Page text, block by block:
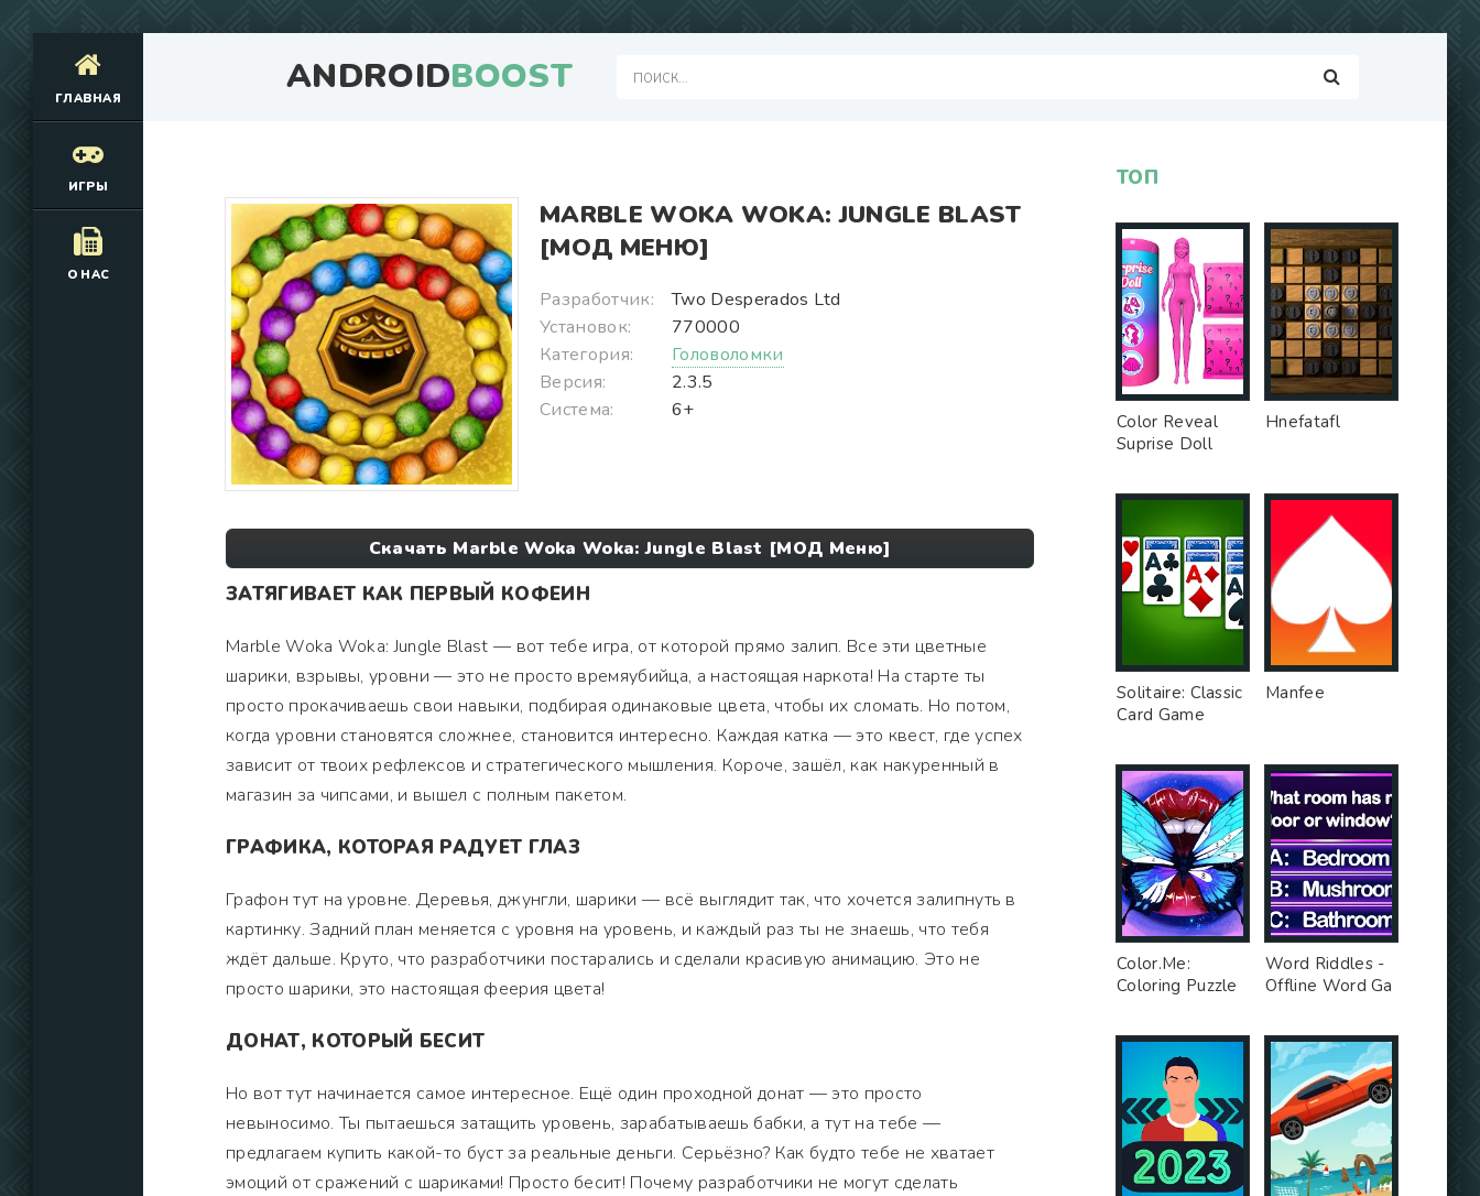
ANDROIDBOOST
ГЛАВНАЯ
ИГРЫ
О НАС
MARBLE WOKA WOKA: JUNGLE BLAST
[МОД МЕНЮ]
Разработчик:
Two Desperados Ltd
Установок:
770000
Категория:
Головоломки
Версия:
2.3.5
Система:
6+
Скачать Marble Woka Woka: Jungle Blast [МОД Меню]
ЗАТЯГИВАЕТ КАК ПЕРВЫЙ КОФЕИН
Marble Woka Woka: Jungle Blast — вот тебе игра, от которой прямо залип. Все эти цветные
шарики, взрывы, уровни — это не просто времяубийца, а настоящая наркота! На старте ты
просто прокачиваешь свои навыки, подбирая одинаковые цвета, чтобы их сломать. Но потом,
когда уровни становятся сложнее, становится интересно. Каждая катка — это квест, где успех
зависит от твоих рефлексов и стратегического мышления. Короче, зашёл, как накуренный в
магазин за чипсами, и вышел с полным пакетом.
ГРАФИКА, КОТОРАЯ РАДУЕТ ГЛАЗ
Графон тут на уровне. Деревья, джунгли, шарики — всё выглядит так, что хочется залипнуть в
картинку. Задний план меняется с уровня на уровень, и каждый раз ты не знаешь, что тебя
ждёт дальше. Круто, что разработчики постарались и сделали красивую анимацию. Это не
просто шарики, это настоящая феерия цвета!
ДОНАТ, КОТОРЫЙ БЕСИТ
Но вот тут начинается самое интересное. Ещё один проходной донат — это просто
невыносимо. Ты пытаешься затащить уровень, зарабатываешь бабки, а тут на тебе —
предлагаем купить какой-то буст за реальные деньги. Серьёзно? Как будто тебе не хватает
эмоций от сражений с шариками! Просто бесит! Почему разработчики не могут сделать
ТОП
Color Reveal
Suprise Doll
Hnefatafl
Solitaire: Classic
Card Game
Manfee
Color.Me:
Coloring Puzzle
Word Riddles -
Offline Word Ga